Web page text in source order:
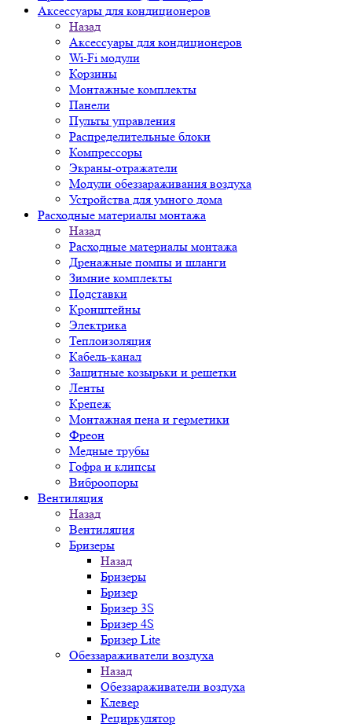
Аксессуары для кондиционеров
Назад
Аксессуары для кондиционеров
Wi-Fi модули
Корзины
Монтажные комплекты
Панели
Пульты управления
Распределительные блоки
Компрессоры
Экраны-отражатели
Модули обеззараживания воздуха
Устройства для умного дома
Расходные материалы монтажа
Назад
Расходные материалы монтажа
Дренажные помпы и шланги
Зимние комплекты
Подставки
Кронштейны
Электрика
Теплоизоляция
Кабель-канал
Защитные козырьки и решетки
Ленты
Крепеж
Монтажная пена и герметики
Фреон
Медные трубы
Гофра и клипсы
Виброопоры
Вентиляция
Назад
Вентиляция
Бризеры
Назад
Бризеры
Бризер
Бризер 3S
Бризер 4S
Бризер Lite
Обеззараживатели воздуха
Назад
Обеззараживатели воздуха
Клевер
Рециркулятор